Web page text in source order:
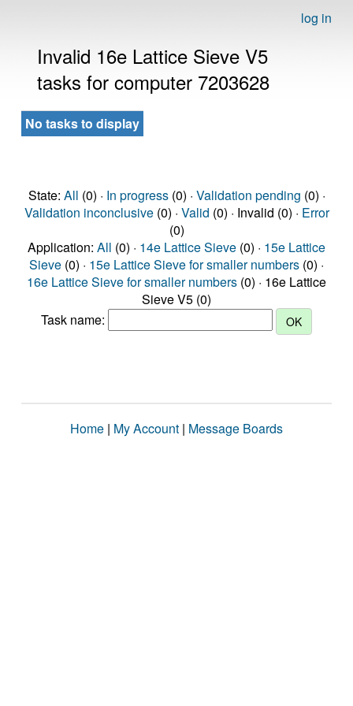
log in
Invalid 16e Lattice Sieve V5
tasks for computer 7203628
No tasks to display
State: All (0) · In progress(0) · Validation pending (0) ·
Validation inconclusive(0) · Valid (0) · Invalid (0) · Error
(0)
Application: All (0) · 14e Lattice Sieve (0) · 15e Lattice
Sieve (0) · 15e Lattice Sieve for smaller numbers (0) ·
16e Lattice Sieve for smaller numbers (0) · 16e Lattice
Sieve V5 (0)
Task name:
Home | My Account | Message Boards